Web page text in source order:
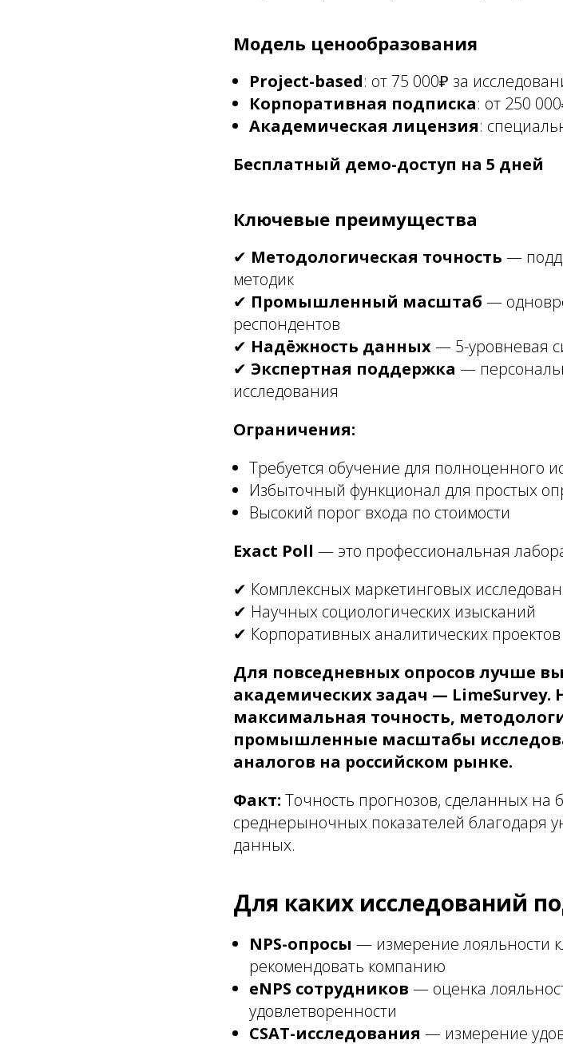
Модель ценообразования
Project-based: от 75 000₽ за
Корпоративная подписка: от 250
Академическая лицензия:
Бесплатный демо-доступ на 5 дней
Ключевые преимущества
✔ Методологическая точность —
методик
✔ Промышленный масштаб —
респондентов
✔ Надёжность данных— 5-уровневая
✔ Экспертная поддержка —
исследования
Ограничения:
Требуется обучение для полноценного
Избыточный функционал для простых
Высокий порог входа по стоимости
Exact Poll — это профессиональная
✔ Комплексных маркетинговых
✔ Научных социологических изысканий
✔ Корпоративных аналитических проектов
Для повседневных опросов лучше
академических задач — LimeSurvey.
максимальная точность,
промышленные масштабы
аналогов на российском рынке.
Факт: Точность прогнозов, сделанных на
среднерыночных показателей благодаря
данных.
Для каких исследований
NPS-опросы — измерение лояльности
рекомендовать компанию
eNPS сотрудников — оценка
удовлетворенности
CSAT-исследования — измерение